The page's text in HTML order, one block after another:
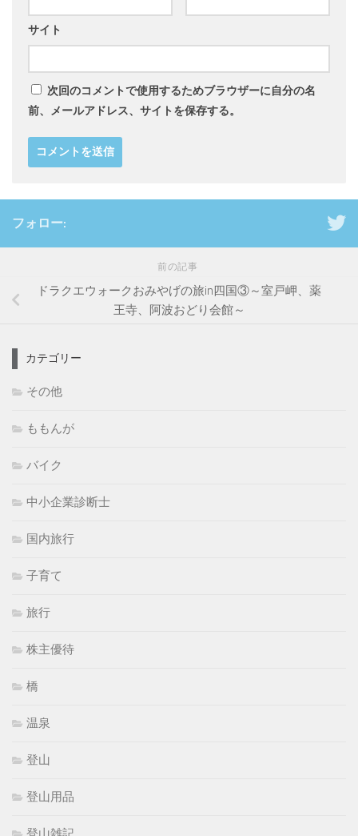
サイト
次回のコメントで使用するためブラウザーに自分の名
前、メールアドレス、サイトを保存する。
フォロー:
前の記事
ドラクエウォークおみやげの旅in四国③～室戸岬、薬
王寺、阿波おどり会館～
カテゴリー
その他
ももんが
バイク
中小企業診断士
国内旅行
子育て
旅行
株主優待
橋
温泉
登山
登山用品